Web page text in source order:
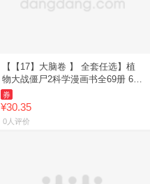
【【17】大脑卷 】 全套任选】植
物大战僵尸2科学漫画书全69册 6-
12岁小学生课外书漫画探案卷机械
卷毒物卷经济生活卷
券
¥30.35
0人评价